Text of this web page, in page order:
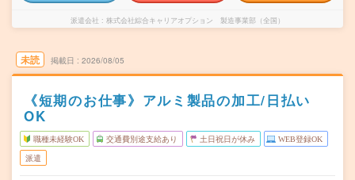
派遣会社 株式会社綜合キャリアオプション 製造事業部（全国）
未読 掲載日 2026/08/05
《短期のお仕事》アルミ製品の加工/日払い
OK
職種未経験OK 交通費別途支給あり 土日祝日が休み WEB登録OK
派遣